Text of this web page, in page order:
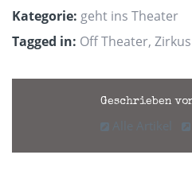
Kategorie: geht ins Theater
Tagged in: Off Theater, Zirkus
Geschrieben
Alle Artikel